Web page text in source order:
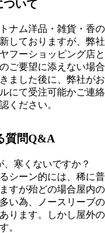
ついて
ナム洋品・雑貨・香
しておりますが、弊
フーショッピング店
ご要望に添えない場合
ました後に、弊社が
にて受注可能かご連
ください。
質問Q&A
、寒くないですか？
シーン的には、稀に
すが殆どの場合屋内
い為、ノースリーブ
ります。しかし屋外
。